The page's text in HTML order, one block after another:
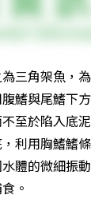
為三角架魚，
鰭與尾鰭下
至於陷入底
利用胸鰭鰭
體的微細振
。